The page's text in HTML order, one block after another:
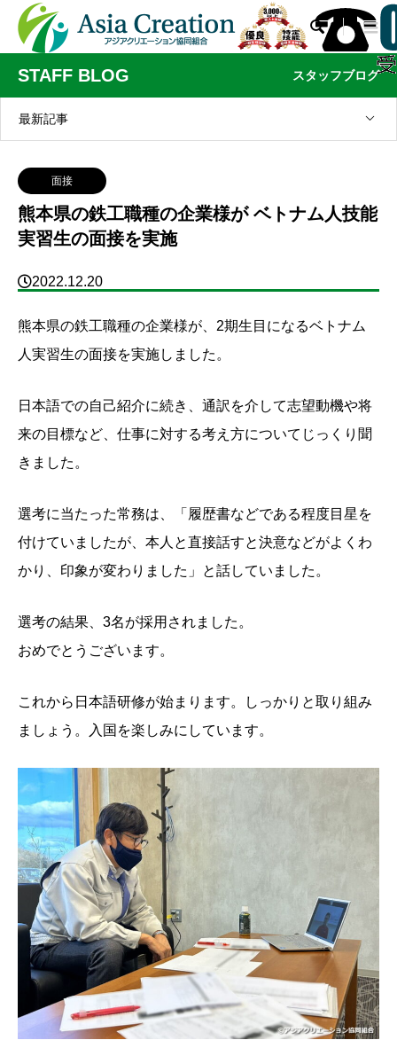

STAFF BLOG スタッフブログ
最新記事
面接
熊本県の鉄工職種の企業様が ベトナム人技能
実習生の面接を実施
2022.12.20
熊本県の鉄工職種の企業様が、2期生目になるベトナム
人実習生の面接を実施しました。
日本語での自己紹介に続き、通訳を介して志望動機や将
来の目標など、仕事に対する考え方についてじっくり聞
きました。
選考に当たった常務は、「履歴書などである程度目星を
付けていましたが、本人と直接話すと決意などがよくわ
かり、印象が変わりました」と話していました。
選考の結果、3名が採用されました。
おめでとうございます。
これから日本語研修が始まります。しっかりと取り組み
ましょう。入国を楽しみにしています。